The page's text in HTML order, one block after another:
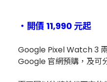
・開價 11,990 元起
Google Pixel Watch 3
Google 官網預購，及可